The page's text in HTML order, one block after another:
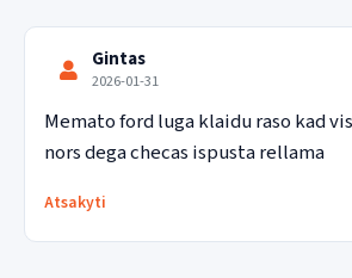
Gintas
2026-01-31
Memato ford luga klaidu raso kad
nors dega checas ispusta rellama
Atsakyti